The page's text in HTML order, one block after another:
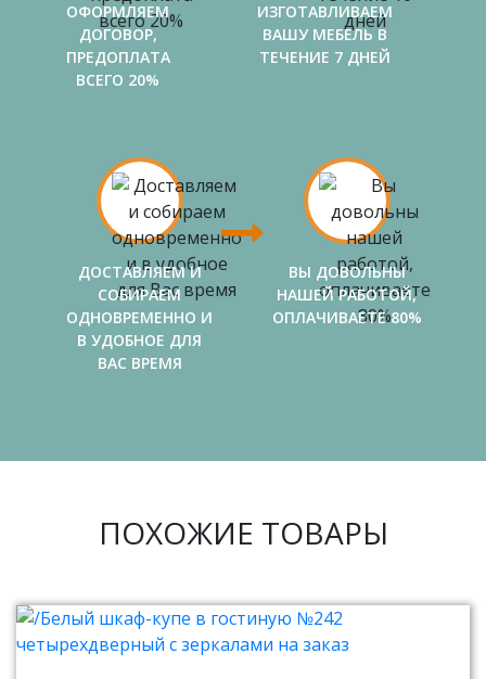
ОФОРМЛЯЕМ
ДОГОВОР,
ПРЕДОПЛАТА
ВСЕГО 20%
ИЗГОТАВЛИВАЕМ
ВАШУ МЕБЕЛЬ В
ТЕЧЕНИЕ 7 ДНЕЙ
ДОСТАВЛЯЕМ И
СОБИРАЕМ
ОДНОВРЕМЕННО И
В УДОБНОЕ ДЛЯ
ВАС ВРЕМЯ
ВЫ ДОВОЛЬНЫ
НАШЕЙ РАБОТОЙ,
ОПЛАЧИВАЕТЕ 80%
ПОХОЖИЕ ТОВАРЫ